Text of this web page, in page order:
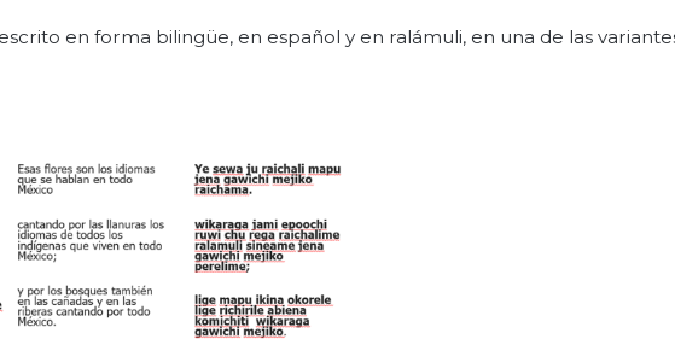
en forma bilingüe, en español y en ralámuli, en una de las